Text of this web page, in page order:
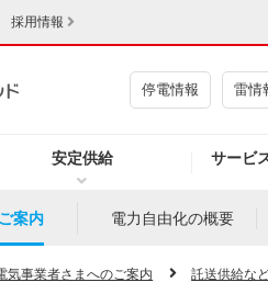
安定供給 サービ
停電情報 雷情
採用情報
案内 電力自由化の概要
気事業者さまへのご案内 託送供給な